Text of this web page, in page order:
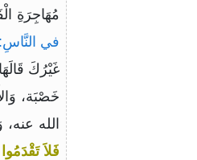
مُهَاجِرَةِ
في النَّاسِ:
غَيْرُكَ
خَصْبَة،
الله
فَلاَ